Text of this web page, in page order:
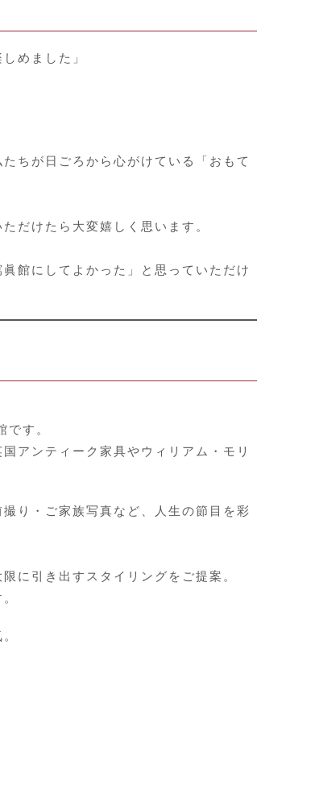
めました」
ちが日ごろから心がけている「おもて
だけたら大変嬉しく思います。
館にしてよかった」と思っていただけ
です。
アンティーク家具やウィリアム・モリ
り・ご家族写真など、人生の節目を彩
に引き出すスタイリングをご提案。